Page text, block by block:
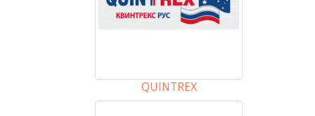
QUINTREX